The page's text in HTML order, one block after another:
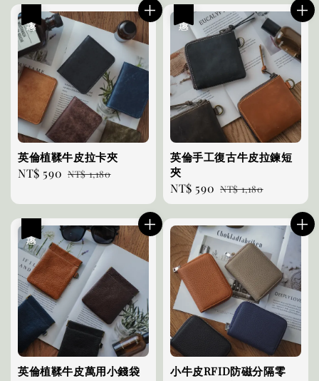
英倫植鞣牛皮拉卡夾
Sale
NT$ 590 Regular
NT$ 1,180
英倫手工復古牛皮拉鍊短
夾
Sale
price
NT$ 590 Regular
price
NT$ 1,180
英倫植鞣牛皮萬用小錢袋
小牛皮RFID防磁分隔零